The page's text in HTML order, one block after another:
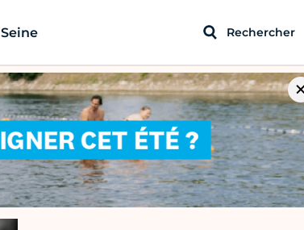
Rechercher